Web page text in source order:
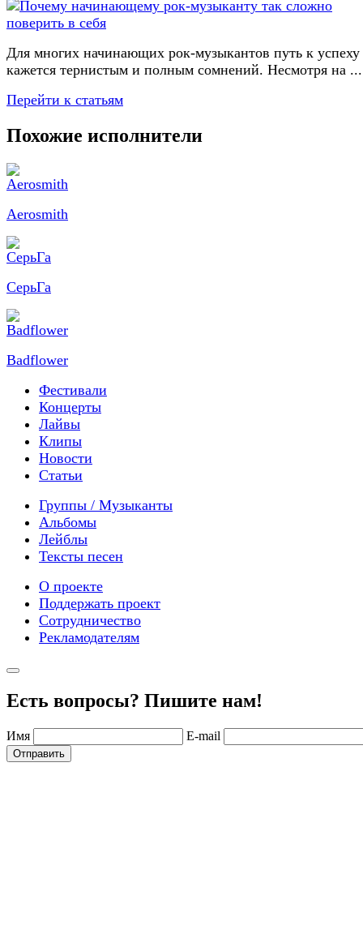
Для многих начинающих рок-музыкантов путь к успеху
кажется тернистым и полным сомнений. Несмотря на ...
Перейти к статьям
Похожие исполнители
Aerosmith
СерьГа
Badflower
Фестивали
Концерты
Лайвы
Клипы
Новости
Статьи
Группы / Музыканты
Альбомы
Лейблы
Тексты песен
О проекте
Поддержать проект
Сотрудничество
Рекламодателям
Есть вопросы? Пишите нам!
Имя E-mail